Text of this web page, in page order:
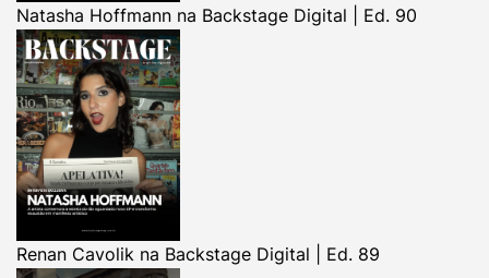
Natasha Hoffmann na Backstage Digital | Ed. 90
Renan Cavolik na Backstage Digital | Ed. 89